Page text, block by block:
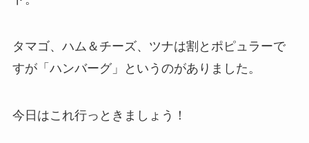
タマゴ、ハム＆チーズ、ツナは割とポピュラーで
すが「ハンバーグ」というのがありました。
今日はこれ行っときましょう！